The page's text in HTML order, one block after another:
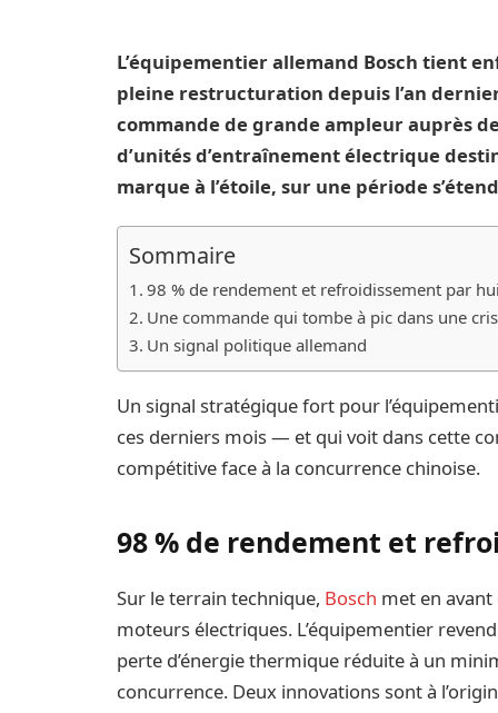
L’équipementier allemand Bosch tient
pleine restructuration depuis l’an
commande de grande ampleur auprès de
d’unités d’entraînement électrique
marque à l’étoile, sur une période
Sommaire
98 % de rendement et refroidissement par
Une commande qui tombe à pic dans une
Un signal politique allemand
Un signal stratégique fort pour
ces derniers mois — et qui voit dans cette
compétitive face à la concurrence chinoise.
98 % de rendement et
Sur le terrain technique, Bosch met en
moteurs électriques. L’équipementier
perte d’énergie thermique réduite à un
concurrence. Deux innovations sont à